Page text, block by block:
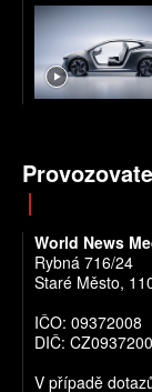
World News
Rybná 716/24
Staré Město,
IČO: 09372008
DIČ:
V případě